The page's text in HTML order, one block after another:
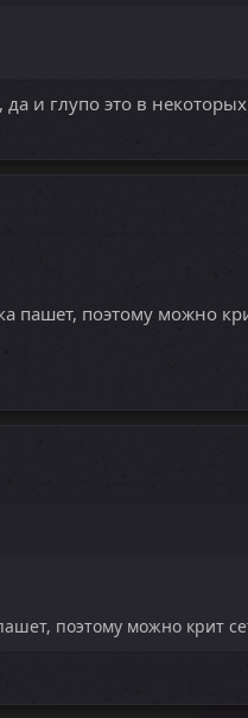
да и глупо это в
пашет, поэтому можно
поэтому можно крит